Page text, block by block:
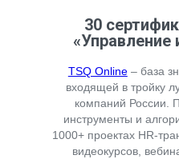
30
«Управление
TSQ Online– база
входящей в тройку
компаний России.
инструменты и
1000+ проектах HR-
видеокурсов,